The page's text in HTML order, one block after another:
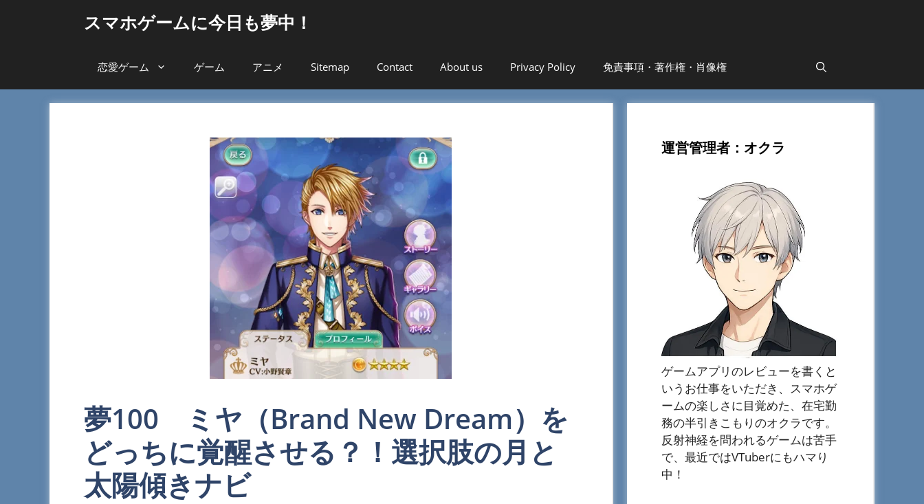
へ
スマホゲームに今日も夢中！
恋愛ゲーム ゲーム アニメ Sitemap Contact About us Privacy Policy 免責事項・著作権・肖像権
夢100 ミヤ（Brand New Dream）を
どっちに覚醒させる？！選択肢の月と
太陽傾きナビ
運営管理者：オクラ
ゲームアプリのレビューを書くと
いうお仕事をいただき、スマホゲ
ームの楽しさに目覚めた、在宅勤
務の半引きこもりのオクラです。
反射神経を問われるゲームは苦手
で、最近ではVTuberにもハマり
中！